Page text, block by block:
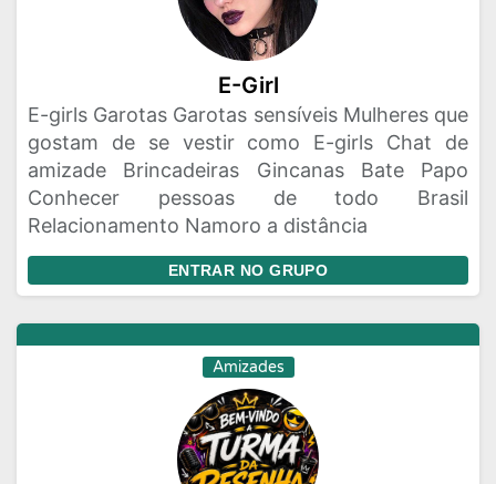
E-Girl
E-girls Garotas Garotas sensíveis Mulheres que
gostam de se vestir como E-girls Chat de
amizade Brincadeiras Gincanas Bate Papo
Conhecer pessoas de todo Brasil
Relacionamento Namoro a distância
ENTRAR NO GRUPO
Amizades